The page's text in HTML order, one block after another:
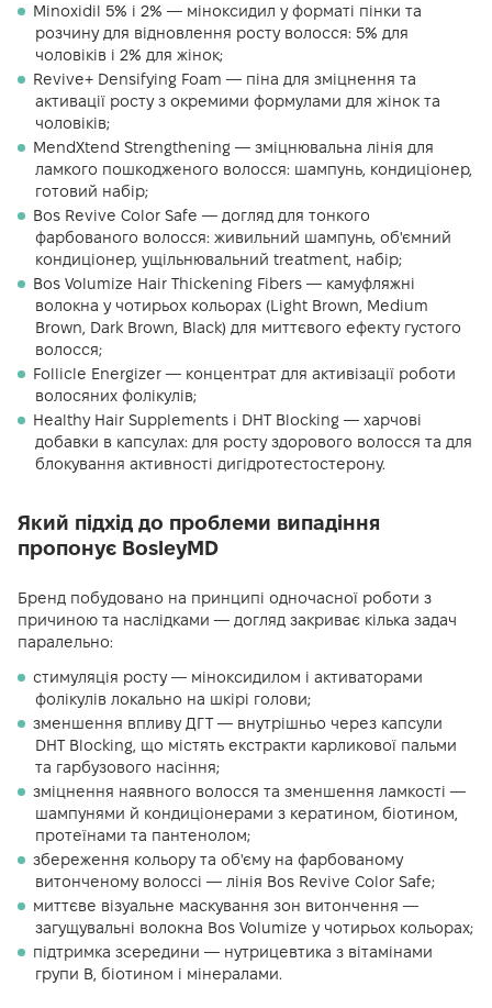
Minoxidil 5% і 2% — міноксидил у форматі пінки та
розчину для відновлення росту волосся: 5% для
чоловіків і 2% для жінок;
Revive+ Densifying Foam — піна для зміцнення та
активації росту з окремими формулами для жінок та
чоловіків;
MendXtend Strengthening — зміцнювальна лінія для
ламкого пошкодженого волосся: шампунь, кондиціонер,
готовий набір;
Bos Revive Color Safe — догляд для тонкого
фарбованого волосся: живильний шампунь, об'ємний
кондиціонер, ущільнювальний treatment, набір;
Bos Volumize Hair Thickening Fibers — камуфляжні
волокна у чотирьох кольорах (Light Brown, Medium
Brown, Dark Brown, Black) для миттєвого ефекту густого
волосся;
Follicle Energizer — концентрат для активізації роботи
волосяних фолікулів;
Healthy Hair Supplements і DHT Blocking — харчові
добавки в капсулах: для росту здорового волосся та для
блокування активності дигідротестостерону.
Який підхід до проблеми випадіння
пропонує BosleyMD
Бренд побудовано на принципі одночасної роботи з
причиною та наслідками — догляд закриває кілька задач
паралельно:
стимуляція росту — міноксидилом і активаторами
фолікулів локально на шкірі голови;
зменшення впливу ДГТ — внутрішньо через капсули
DHT Blocking, що містять екстракти карликової пальми
та гарбузового насіння;
зміцнення наявного волосся та зменшення ламкості —
шампунями й кондиціонерами з кератином, біотином,
протеїнами та пантенолом;
збереження кольору та об'єму на фарбованому
витонченому волоссі — лінія Bos Revive Color Safe;
миттєве візуальне маскування зон витончення —
загущувальні волокна Bos Volumize у чотирьох кольорах;
підтримка зсередини — нутрицевтика з вітамінами
групи B, біотином і мінералами.